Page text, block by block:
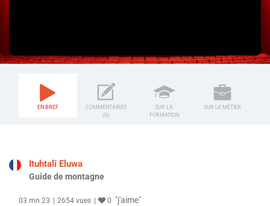
EN BREF
COMMENTAIRES
(0)
SUR LA
FORMATION
SUR LE MÉTIER
Ituhtalî Eluwa
Guide de montagne
03 mn 23 2654 vues 0 "j'aime"